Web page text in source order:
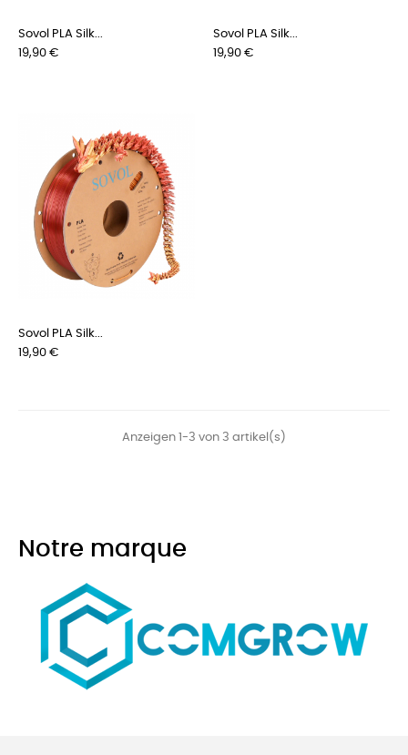
Sovol PLA Silk...
Preis
19,90 €
Sovol PLA Silk...
Preis
19,90 €
Sovol PLA Silk...
Preis
19,90 €
Anzeigen 1-3 von 3 artikel(s)
Notre marque